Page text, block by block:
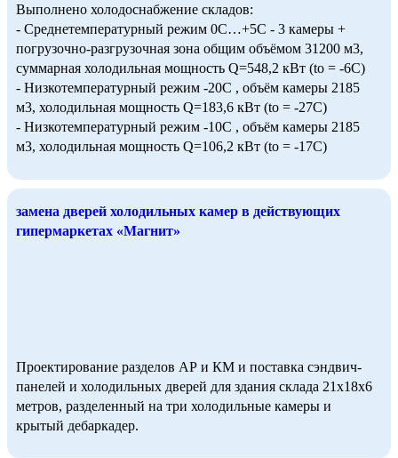
Выполнено холодоснабжение складов:
- Среднетемпературный режим 0С…+5С - 3 камеры +
погрузочно-разгрузочная зона общим объёмом 31200 м3,
суммарная холодильная мощность Q=548,2 кВт (to = -6С)
- Низкотемпературный режим -20С , объём камеры 2185
м3, холодильная мощность Q=183,6 кВт (to = -27С)
- Низкотемпературный режим -10С , объём камеры 2185
м3, холодильная мощность Q=106,2 кВт (to = -17С)
замена дверей холодильных камер в действующих
гипермаркетах «Магнит»
Проектирование разделов АР и КМ и поставка сэндвич-
панелей и холодильных дверей для здания склада 21х18х6
метров, разделенный на три холодильные камеры и
крытый дебаркадер.